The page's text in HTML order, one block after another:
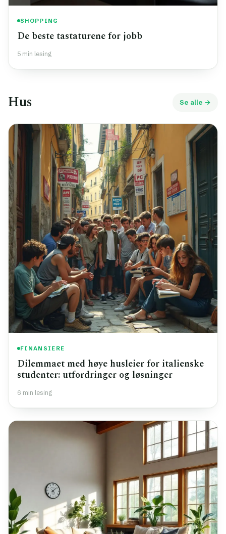
SHOPPING
De beste tastaturene for jobb
5 min lesing
Hus Se alle →
FINANSIERE
Dilemmaet med høye husleier for italienske
studenter: utfordringer og løsninger
6 min lesing